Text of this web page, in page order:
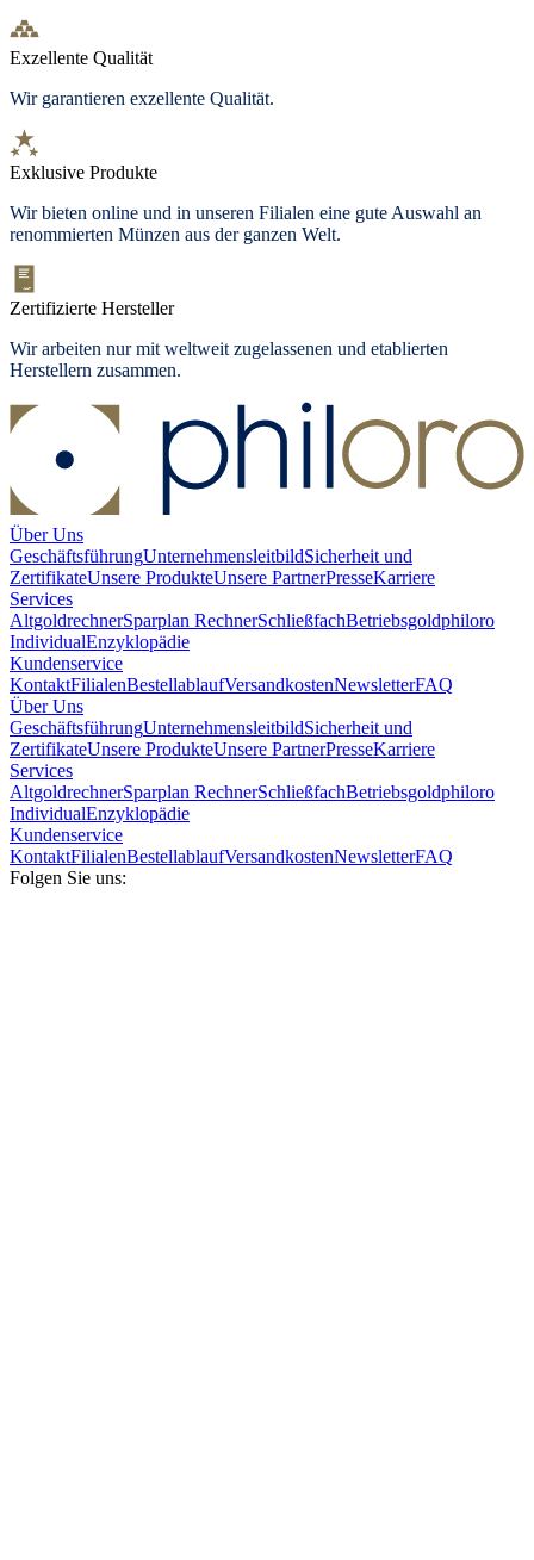
Exzellente Qualität
Wir garantieren exzellente Qualität.
Exklusive Produkte
Wir bieten online und in unseren Filialen eine gute Auswahl an
renommierten Münzen aus der ganzen Welt.
Zertifizierte Hersteller
Wir arbeiten nur mit weltweit zugelassenen und etablierten
Herstellern zusammen.
Über Uns
GeschäftsführungUnternehmensleitbildSicherheit und
ZertifikateUnsere ProdukteUnsere PartnerPresseKarriere
Services
AltgoldrechnerSparplan RechnerSchließfachBetriebsgoldphiloro
IndividualEnzyklopädie
Kundenservice
KontaktFilialenBestellablaufVersandkostenNewsletterFAQ
Über Uns
GeschäftsführungUnternehmensleitbildSicherheit und
ZertifikateUnsere ProdukteUnsere PartnerPresseKarriere
Services
AltgoldrechnerSparplan RechnerSchließfachBetriebsgoldphiloro
IndividualEnzyklopädie
Kundenservice
KontaktFilialenBestellablaufVersandkostenNewsletterFAQ
Folgen Sie uns: